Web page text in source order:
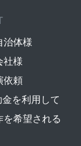
治体様
社様
依頼
金を利用して
を希望される